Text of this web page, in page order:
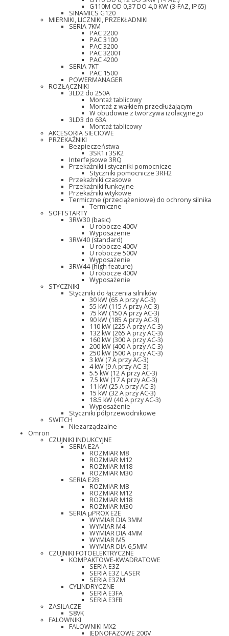
G110M OD 0,37 DO 4,0 KW (3-FAZ, IP65)
SINAMICS G120
MIERNIKI, LICZNIKI, PRZEKŁADNIKI
SERIA 7KM
PAC 2200
PAC 3100
PAC 3200
PAC 3200T
PAC 4200
SERIA 7KT
PAC 1500
POWERMANAGER
ROZŁĄCZNIKI
3LD2 do 250A
Montaż tablicowy
Montaż z wałkiem przedłużającym
W obudowie z tworzywa izolacyjnego
3LD3 do 63A
Montaż tablicowy
AKCESORIA SIECIOWE
PRZEKAŹNIKI
Bezpieczeństwa
3SK1 i 3SK2
Interfejsowe 3RQ
Przekaźniki i styczniki pomocnicze
Styczniki pomocnicze 3RH2
Przekaźniki czasowe
Przekaźniki funkcyjne
Przekaźniki wtykowe
Termiczne (przeciążeniowe) do ochrony silnika
Termiczne
SOFTSTARTY
3RW30 (basic)
U robocze 400V
Wyposażenie
3RW40 (standard)
U robocze 400V
U robocze 500V
Wyposażenie
3RW44 (high feature)
U robocze 400V
Wyposażenie
STYCZNIKI
Styczniki do łączenia silników
30 kW (65 A przy AC-3)
55 kW (115 A przy AC-3)
75 kW (150 A przy AC-3)
90 kW (185 A przy AC-3)
110 kW (225 A przy AC-3)
132 kW (265 A przy AC-3)
160 kW (300 A przy AC-3)
200 kW (400 A przy AC-3)
250 kW (500 A przy AC-3)
3 kW (7 A przy AC-3)
4 kW (9 A przy AC-3)
5.5 kW (12 A przy AC-3)
7.5 kW (17 A przy AC-3)
11 kW (25 A przy AC-3)
15 kW (32 A przy AC-3)
18.5 kW (40 A przy AC-3)
Wyposażenie
Styczniki półprzewodnikowe
SWITCH
Niezarządzalne
Omron
CZUJNIKI INDUKCYJNE
SERIA E2A
ROZMIAR M8
ROZMIAR M12
ROZMIAR M18
ROZMIAR M30
SERIA E2B
ROZMIAR M8
ROZMIAR M12
ROZMIAR M18
ROZMIAR M30
SERIA µPROX E2E
WYMIAR DIA 3MM
WYMIAR M4
WYMIAR DIA 4MM
WYMIAR M5
WYMIAR DIA 6,5MM
CZUJNIKI FOTOELEKTRYCZNE
KOMPAKTOWE-KWADRATOWE
SERIA E3Z
SERIA E3Z LASER
SERIA E3ZM
CYLINDRYCZNE
SERIA E3FA
SERIA E3FB
ZASILACZE
S8VK
FALOWNIKI
FALOWNIKI MX2
JEDNOFAZOWE 200V